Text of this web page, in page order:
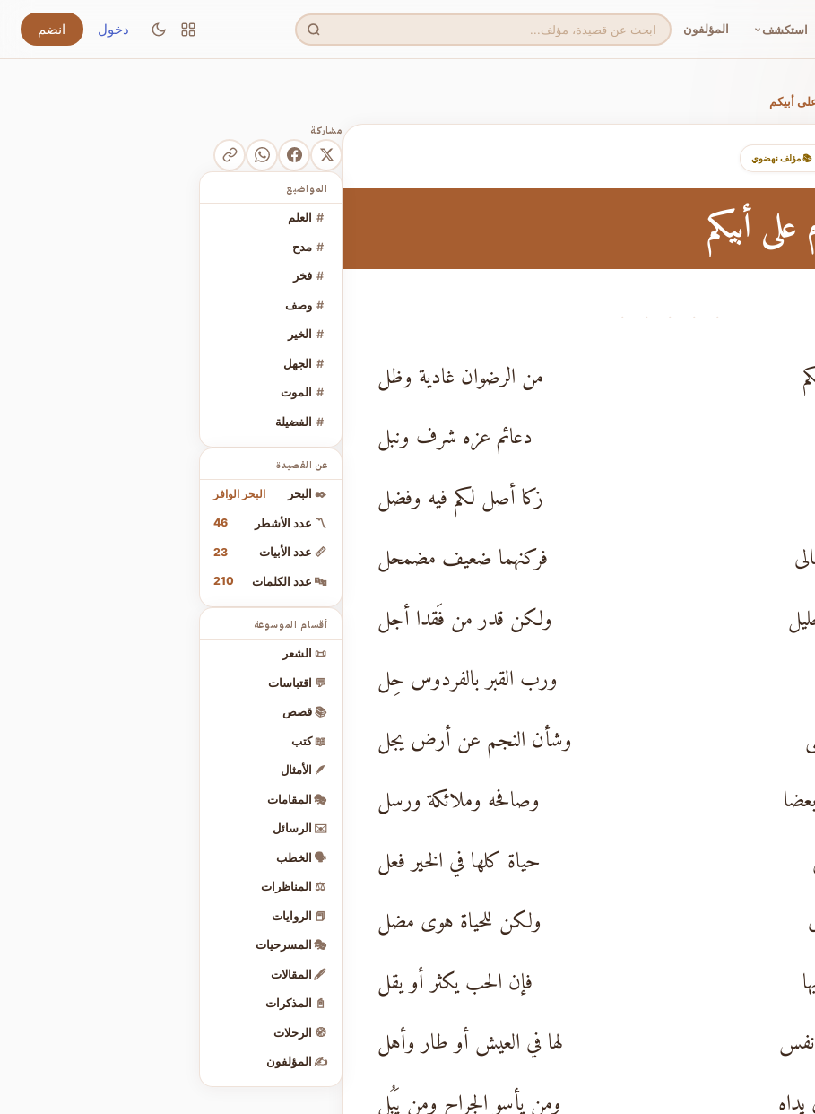
استكشف المؤلفون دخول انضم
أبيكم
📚 مؤلف نهضوي
أبيكم
· · · · ·
من الرضوان غادية وظل
دعائم عزه شرف ونبل
زكا أصل لكم فيه وفضل
فركنهما ضعيف مضمحل
ولكن قدر من فَقدا أجل
ورب القبر بالفردوس حِل
وشأن النجم عن أرض يجل
وصافحه وملائكة ورسل
حياة كلها في الخير فعل
ولكن للحياة هوى مضل
فإن الحب يكثر أو يقل
لها في العيش أو طار وأهل
ومن يأسو الجراح ومن يَبُل
مشاركة
المواضيع
# العلم
# مدح
# فخر
# وصف
# الخير
# الجهل
# الموت
# الفضيلة
عن القصيدة
✒️ البحر البحر الوافر
〽️ عدد الأشطر 46
📏 عدد الأبيات 23
🔤 عدد الكلمات 210
أقسام الموسوعة
📜 الشعر
💬 اقتباسات
📚 قصص
📖 كتب
🪶 الأمثال
🎭 المقامات
✉️ الرسائل
🗣️ الخطب
⚖️ المناظرات
📕 الروايات
🎭 المسرحيات
🖋️ المقالات
📓 المذكرات
🧭 الرحلات
✍️ المؤلفون